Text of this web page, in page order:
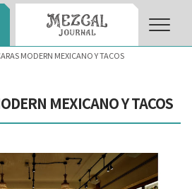
What’s Tequila
How to Make Tequila
MODERN MEXICANO Y TACOS
MEXICANO Y TACOS